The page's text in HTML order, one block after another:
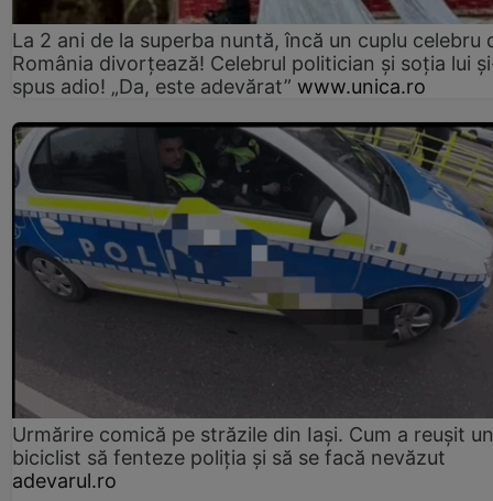
La 2 ani de la superba nuntă, încă un cuplu celebru
România divorțează! Celebrul politician și soția lui
spus adio! „Da, este adevărat” www.unica.ro
Urmărire comică pe străzile din Iași. Cum a reușit un
biciclist să fenteze poliția și să se facă nevăzut
adevarul.ro